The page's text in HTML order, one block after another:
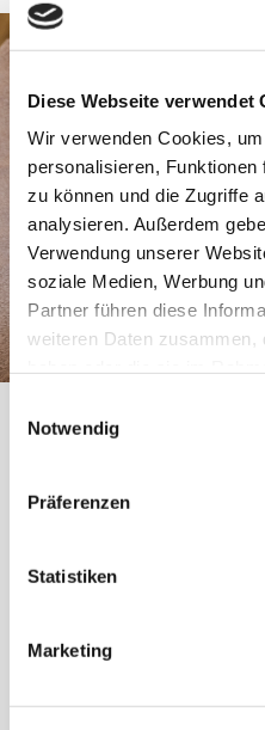
Diese Webseite verwendet
Wir verwenden Cookies,
personalisieren,
zu können und die Zugriffe
analysieren. Außerdem
Verwendung unserer
soziale Medien, Werbung
Partner führen diese
weiteren Daten zusammen,
Notwendig
Präferenzen
Statistiken
Marketing
NEU
FACIAL
& LIFTING